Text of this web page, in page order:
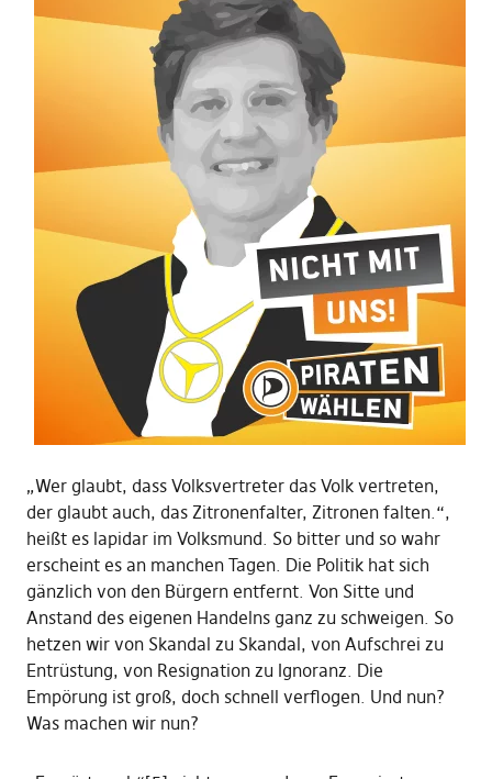
„Wer glaubt, dass Volksvertreter das Volk vertreten,
der glaubt auch, das Zitronenfalter, Zitronen falten.“,
heißt es lapidar im Volksmund. So bitter und so wahr
erscheint es an manchen Tagen. Die Politik hat sich
gänzlich von den Bürgern entfernt. Von Sitte und
Anstand des eigenen Handelns ganz zu schweigen. So
hetzen wir von Skandal zu Skandal, von Aufschrei zu
Entrüstung, von Resignation zu Ignoranz. Die
Empörung ist groß, doch schnell verflogen. Und nun?
Was machen wir nun?